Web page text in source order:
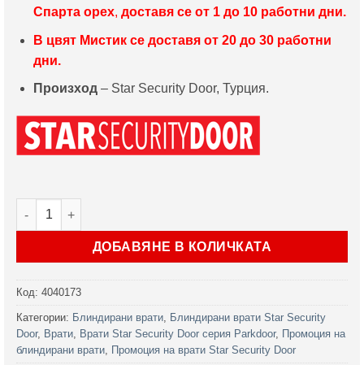
Спарта орех, доставя се от 1 до 10 работни дни.
В цвят Мистик се доставя от 20 до 30 работни
дни.
Произход– Star Security Door, Турция.
количество за Врата Star Security Door серия Parkdoor
ДОБАВЯНЕ В КОЛИЧКАТА
Код: 4040173
Категории: Блиндирани врати
Блиндирани врати Star Security
Door, Врати Врати Star Security Door серия Parkdoor, Промоция на
блиндирани врати
Промоция на врати Star Security Door